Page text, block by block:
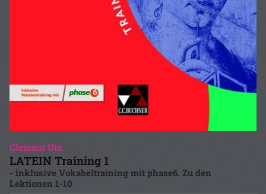
Clement Utz
LATEIN Training 1
- inklusive Vokabeltraining mit phase6. Zu den
Lektionen 1-10